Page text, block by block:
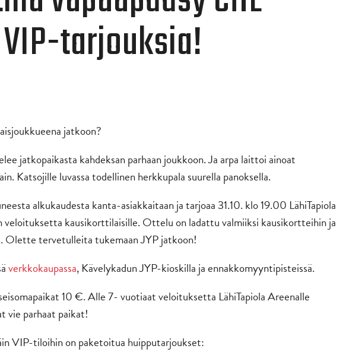
tarjouksia!
jatkoon?
jatkopaikasta kahdeksan parhaan joukkoon. Ja arpa laittoi ainoat
Katsojille luvassa todellinen herkkupala suurella panoksella.
alkukaudesta kanta-asiakkaitaan ja tarjoaa 31.10. klo 19.00 LähiTapiola
kausikorttilaisille. Ottelu on ladattu valmiiksi kausikortteihin ja
Olette tervetulleita tukemaan JYP jatkoon!
verkkokaupassa, Kävelykadun JYP-kioskilla ja ennakkomyyntipisteissä.
10 €. Alle 7- vuotiaat veloituksetta LähiTapiola Areenalle
vie parhaat paikat!
VIP-tiloihin on paketoitua huipputarjoukset: